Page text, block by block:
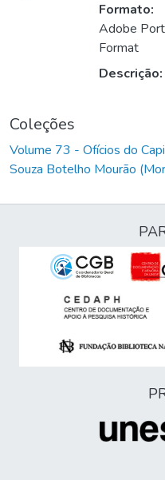
Formato:
Adobe
Format
Descrição:
Coleções
Volume 73 - Ofícios do
Souza Botelho Mourão